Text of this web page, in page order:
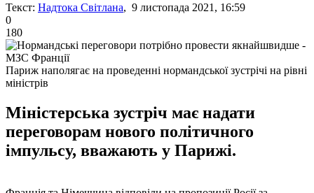
Текст: Надтока Світлана, 9 листопада 2021, 16:59
0
180
Париж наполягає на проведенні нормандської зустрічі на рівні
міністрів
Міністерська зустріч має надати
переговорам нового політичного
імпульсу, вважають у Парижі.